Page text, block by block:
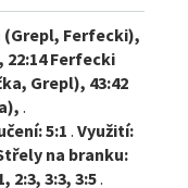
(Grepl, Ferfecki),
22:14 Ferfecki
Grepl), 43:42
.
5:1. Využití:
na branku:
2:3, 3:3, 3:5.